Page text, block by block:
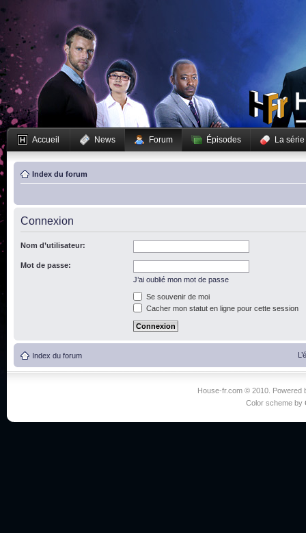
Accueil News Forum Épisodes La série
Index du forum
Connexion
Nom d’utilisateur:
Mot de passe:
J’ai oublié mon mot de passe
Se souvenir de moi
Cacher mon statut en ligne pour cette session
Index du forum
House-fr.com © 2010. Powered
Color scheme by